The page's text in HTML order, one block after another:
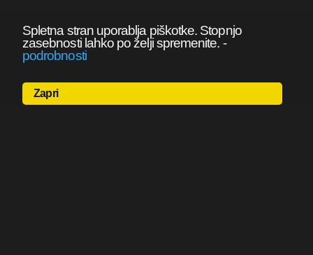
Spletna stran uporablja piškotke. Stopnjo
zasebnosti lahko po želji spremenite. -
podrobnosti
Zapri